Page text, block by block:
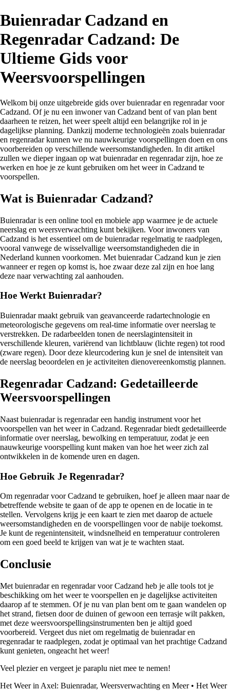
Buienradar Cadzand en
Regenradar Cadzand: De
Ultieme Gids voor
Weersvoorspellingen
Welkom bij onze uitgebreide gids over buienradar en regenradar voor
Cadzand. Of je nu een inwoner van Cadzand bent of van plan bent
daarheen te reizen, het weer speelt altijd een belangrijke rol in je
dagelijkse planning. Dankzij moderne technologieën zoals buienradar
en regenradar kunnen we nu nauwkeurige voorspellingen doen en ons
voorbereiden op verschillende weersomstandigheden. In dit artikel
zullen we dieper ingaan op wat buienradar en regenradar zijn, hoe ze
werken en hoe je ze kunt gebruiken om het weer in Cadzand te
voorspellen.
Wat is Buienradar Cadzand?
Buienradar is een online tool en mobiele app waarmee je de actuele
neerslag en weersverwachting kunt bekijken. Voor inwoners van
Cadzand is het essentieel om de buienradar regelmatig te raadplegen,
vooral vanwege de wisselvallige weersomstandigheden die in
Nederland kunnen voorkomen. Met buienradar Cadzand kun je zien
wanneer er regen op komst is, hoe zwaar deze zal zijn en hoe lang
deze naar verwachting zal aanhouden.
Hoe Werkt Buienradar?
Buienradar maakt gebruik van geavanceerde radartechnologie en
meteorologische gegevens om real-time informatie over neerslag te
verstrekken. De radarbeelden tonen de neerslagintensiteit in
verschillende kleuren, variërend van lichtblauw (lichte regen) tot rood
(zware regen). Door deze kleurcodering kun je snel de intensiteit van
de neerslag beoordelen en je activiteiten dienovereenkomstig plannen.
Regenradar Cadzand: Gedetailleerde
Weersvoorspellingen
Naast buienradar is regenradar een handig instrument voor het
voorspellen van het weer in Cadzand. Regenradar biedt gedetailleerde
informatie over neerslag, bewolking en temperatuur, zodat je een
nauwkeurige voorspelling kunt maken van hoe het weer zich zal
ontwikkelen in de komende uren en dagen.
Hoe Gebruik Je Regenradar?
Om regenradar voor Cadzand te gebruiken, hoef je alleen maar naar de
betreffende website te gaan of de app te openen en de locatie in te
stellen. Vervolgens krijg je een kaart te zien met daarop de actuele
weersomstandigheden en de voorspellingen voor de nabije toekomst.
Je kunt de regenintensiteit, windsnelheid en temperatuur controleren
om een goed beeld te krijgen van wat je te wachten staat.
Conclusie
Met buienradar en regenradar voor Cadzand heb je alle tools tot je
beschikking om het weer te voorspellen en je dagelijkse activiteiten
daarop af te stemmen. Of je nu van plan bent om te gaan wandelen op
het strand, fietsen door de duinen of gewoon een terrasje wilt pakken,
met deze weersvoorspellingsinstrumenten ben je altijd goed
voorbereid. Vergeet dus niet om regelmatig de buienradar en
regenradar te raadplegen, zodat je optimaal van het prachtige Cadzand
kunt genieten, ongeacht het weer!
Veel plezier en vergeet je paraplu niet mee te nemen!
Het Weer in Axel: Buienradar, Weersverwachting en Meer• Het Weer